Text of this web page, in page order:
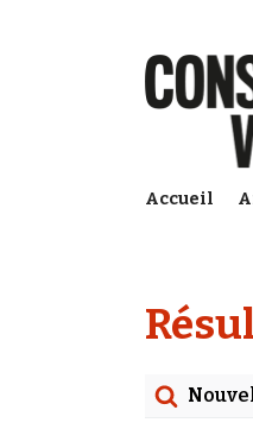
Accueil